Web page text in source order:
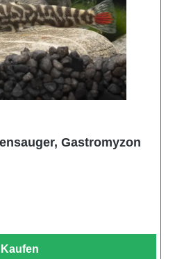
Gastromyzon
Kaufen